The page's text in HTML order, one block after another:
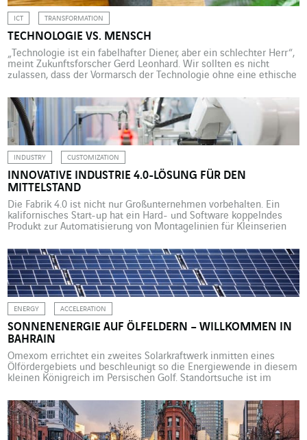
ICT TRANSFORMATION
TECHNOLOGIE VS. MENSCH
„Technologie ist ein fabelhafter Diener, aber ein schlechter Herr“,
meint Zukunftsforscher Gerd Leonhard. Wir sollten es nicht
zulassen, dass der Vormarsch der Technologie ohne eine ethische
Automatisierung, KI. Die Technologie hält überall Einzug und
verändert zusehends unsere Art zu leben, zu produzieren und zu
konsumieren. Und das ist erst […]
INDUSTRY CUSTOMIZATION
INNOVATIVE INDUSTRIE 4.0-LÖSUNG FÜR DEN
MITTELSTAND
Die Fabrik 4.0 ist nicht nur Großunternehmen vorbehalten. Ein
kalifornisches Start-up hat ein Hard- und Software koppelndes
Produkt zur Automatisierung von Montagelinien für Kleinserien
ein Produkt auf den Markt gebracht, das die Einführung der Fabrik
der Zukunft beschleunigen dürfte. Den Entwicklern zufolge wird
diese Hard- und […]
ENERGY ACCELERATION
SONNENENERGIE AUF ÖLFELDERN – WILLKOMMEN IN
BAHRAIN
Omexom errichtet ein zweites Solarkraftwerk inmitten eines
Ölfördergebiets und beschleunigt so die Energiewende in diesem
kleinen Königreich im Persischen Golf. Standortsuche ist im
wenig Fläche, und die dient vor allem der Ölgewinnung. Um die
Energiewende einzuleiten, soll nun Platz für Solaranlagen
geschaffen werden. Die Erdölmonarchie hat […]